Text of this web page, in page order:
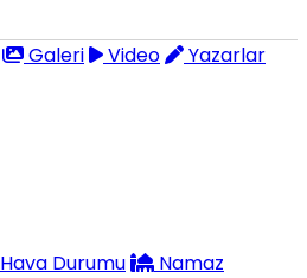
Galeri Video
Yazarlar
Hava Durumu
Namaz